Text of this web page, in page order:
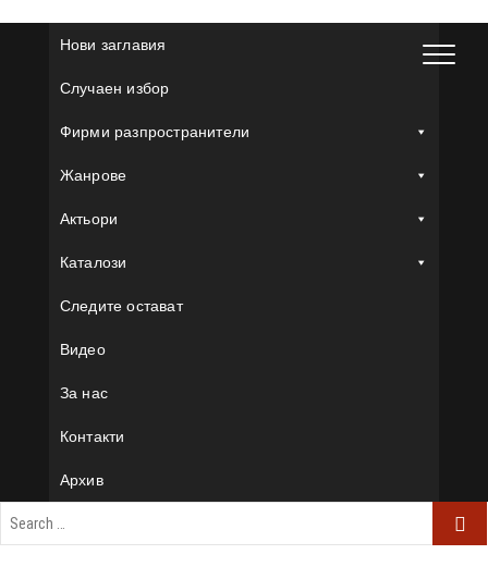
Нови заглавия
Случаен избор
Фирми разпространители
Жанрове
Актьори
Каталози
Следите остават
Видео
За нас
Контакти
Архив